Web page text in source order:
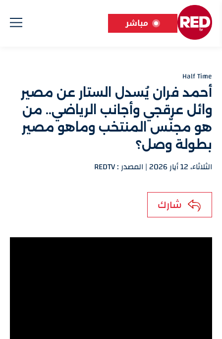
مباشر
Half Time
أحمد فران يُسدل الستار عن مصير
وائل عرقجي وأجانب الرياضي.. من
هو مجنّس المنتخب وماهو مصير
بطولة وصل؟
الثلاثاء، 12 أيار 2026 | المصدر : REDTV
شارك